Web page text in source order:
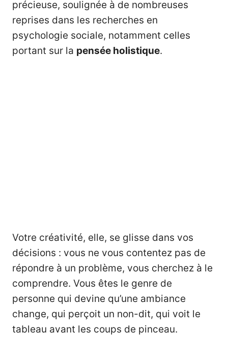
précieuse, soulignée à de nombreuses
reprises dans les recherches en
psychologie sociale, notamment celles
portant sur la pensée holistique.
Votre créativité, elle, se glisse dans vos
décisions : vous ne vous contentez pas de
répondre à un problème, vous cherchez à le
comprendre. Vous êtes le genre de
personne qui devine qu’une ambiance
change, qui perçoit un non-dit, qui voit le
tableau avant les coups de pinceau.